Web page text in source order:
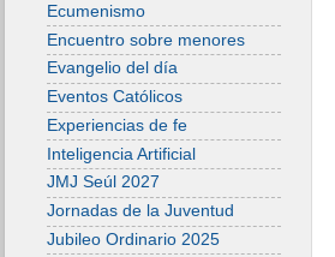
Ecumenismo
Encuentro sobre menores
Evangelio del día
Eventos Católicos
Experiencias de fe
Inteligencia Artificial
JMJ Seúl 2027
Jornadas de la Juventud
Jubileo Ordinario 2025